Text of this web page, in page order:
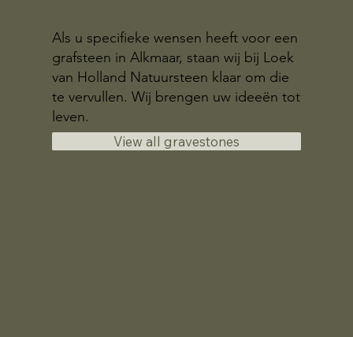
Als u specifieke wensen heeft voor een
grafsteen in Alkmaar, staan wij bij Loek
van Holland Natuursteen klaar om die
te vervullen. Wij brengen uw ideeën tot
leven.
View all gravestones